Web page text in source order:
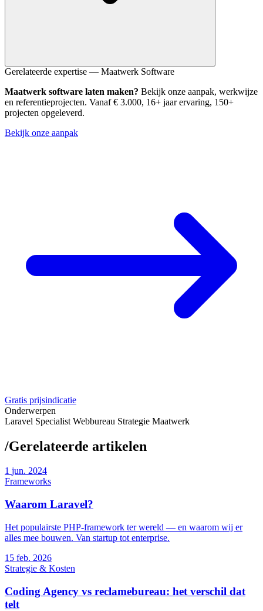
Het uurtarief kan vergelijkbaar zijn, maar de totale projectkosten zijn
minder fouten en levert code die goedkoper te onderhouden is.
Gerelateerde expertise — Maatwerk Software
Maatwerk software laten maken? Bekijk onze aanpak, werkwijze
en referentieprojecten. Vanaf € 3.000, 16+ jaar ervaring, 150+
projecten opgeleverd.
Bekijk onze aanpak
Gratis prijsindicatie
Onderwerpen
Laravel Specialist Webbureau Strategie Maatwerk
/Gerelateerde artikelen
1 jun. 2024
Frameworks
Waarom Laravel?
Het populairste PHP-framework ter wereld — en waarom wij er
alles mee bouwen. Van startup tot enterprise.
15 feb. 2026
Strategie & Kosten
Coding Agency vs reclamebureau: het verschil dat
telt